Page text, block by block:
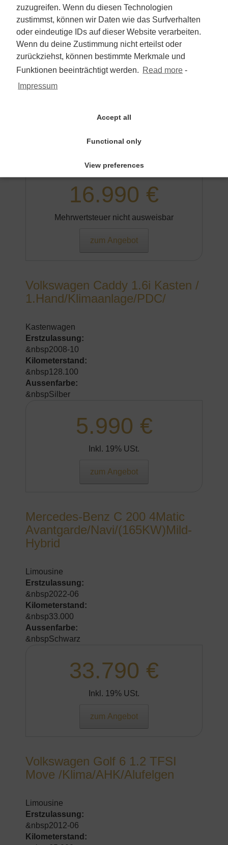
zuzugreifen. Wenn du diesen Technologien
zustimmst, können wir Daten wie das Surfverhalten
oder eindeutige IDs auf dieser Website verarbeiten.
Wenn du deine Zustimmung nicht erteilst oder
zurückziehst, können bestimmte Merkmale und
Funktionen beeinträchtigt werden. Read more -
Impressum
Accept all
Functional only
View preferences
zum Angebot
Hyundai KONA 1.6 T-GDI
2WD/2.Hd/Navi/Automatik/Kam/PDC
16.990 €
Mehrwertsteuer nicht ausweisbar
zum Angebot
Volkswagen Caddy 1.6i Kasten /
1.Hand/Klimaanlage/PDC/
Kastenwagen
Erstzulassung:
&nbsp2008-10
Kilometerstand:
&nbsp128.100
Aussenfarbe:
&nbspSilber
5.990 €
Inkl. 19% USt.
zum Angebot
Mercedes-Benz C 200 4Matic
Avantgarde/Navi/(165KW)Mild-
Hybrid
Limousine
Erstzulassung:
&nbsp2022-06
Kilometerstand:
&nbsp33.000
Aussenfarbe:
&nbspSchwarz
33.790 €
Inkl. 19% USt.
zum Angebot
Volkswagen Golf 6 1.2 TFSI
Move /Klima/AHK/Alufelgen
Limousine
Erstzulassung:
&nbsp2012-06
Kilometerstand: